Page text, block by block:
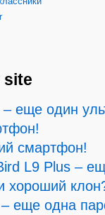
site
смартфон!
еще одна